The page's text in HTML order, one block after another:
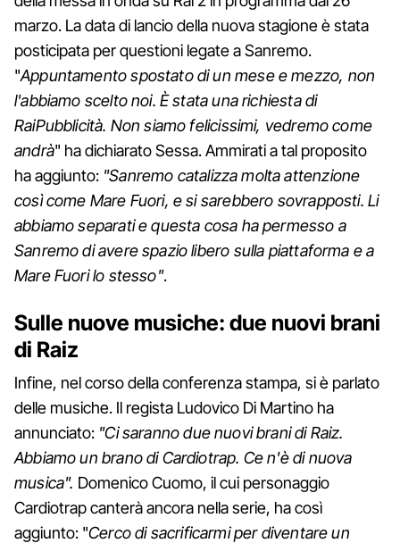
marzo. La data di lancio della nuova stagione è stata
posticipata per questioni legate a Sanremo.
"Appuntamento spostato di un mese e mezzo, non
l'abbiamo scelto noi. È stata una richiesta di
RaiPubblicità. Non siamo felicissimi, vedremo come
andrà" ha dichiarato Sessa. Ammirati a tal proposito
ha aggiunto: "Sanremo catalizza molta attenzione
così come Mare Fuori, e si sarebbero sovrapposti. Li
abbiamo separati e questa cosa ha permesso a
Sanremo di avere spazio libero sulla piattaforma e a
Mare Fuori lo stesso".
Sulle nuove musiche: due nuovi brani
di Raiz
Infine, nel corso della conferenza stampa, si è parlato
delle musiche. Il regista Ludovico Di Martino ha
annunciato: "Ci saranno due nuovi brani di Raiz.
Abbiamo un brano di Cardiotrap. Ce n'è di nuova
musica". Domenico Cuomo, il cui personaggio
Cardiotrap canterà ancora nella serie, ha così
aggiunto: "Cerco di sacrificarmi per diventare un